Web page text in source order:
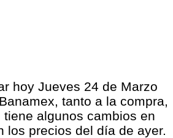
hoy Jueves 24 de Marzo
tanto a la compra,
algunos cambios en
los precios del día de ayer.